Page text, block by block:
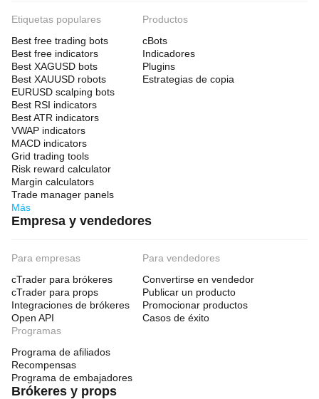
Etiquetas populares
Best free trading bots
Best free indicators
Best XAGUSD bots
Best XAUUSD robots
EURUSD scalping bots
Best RSI indicators
Best ATR indicators
VWAP indicators
MACD indicators
Grid trading tools
Risk reward calculator
Margin calculators
Trade manager panels
Más
Productos
cBots
Indicadores
Plugins
Estrategias de copia
Empresa y vendedores
Para empresas
cTrader para brókeres
cTrader para props
Integraciones de brókeres
Open API
Para vendedores
Convertirse en vendedor
Publicar un producto
Promocionar productos
Casos de éxito
Programas
Programa de afiliados
Recompensas
Programa de embajadores
Brókeres y props